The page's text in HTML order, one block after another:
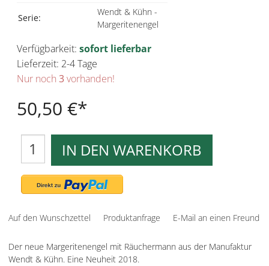
Serie:
Wendt & Kühn -
Margeritenengel
Verfügbarkeit: sofort lieferbar
Lieferzeit: 2-4 Tage
Nur noch 3vorhanden!
50,50 €
IN DEN WARENKORB
Auf den Wunschzettel Produktanfrage E-Mail an einen Freund
Der neue Margeritenengel mit Räuchermann aus der Manufaktur
Wendt & Kühn. Eine Neuheit 2018.